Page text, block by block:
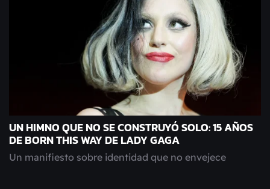
UN HIMNO QUE NO SE CONSTRUYÓ SOLO: 15 AÑOS
DE BORN THIS WAY DE LADY GAGA
Un manifiesto sobre identidad que no envejece